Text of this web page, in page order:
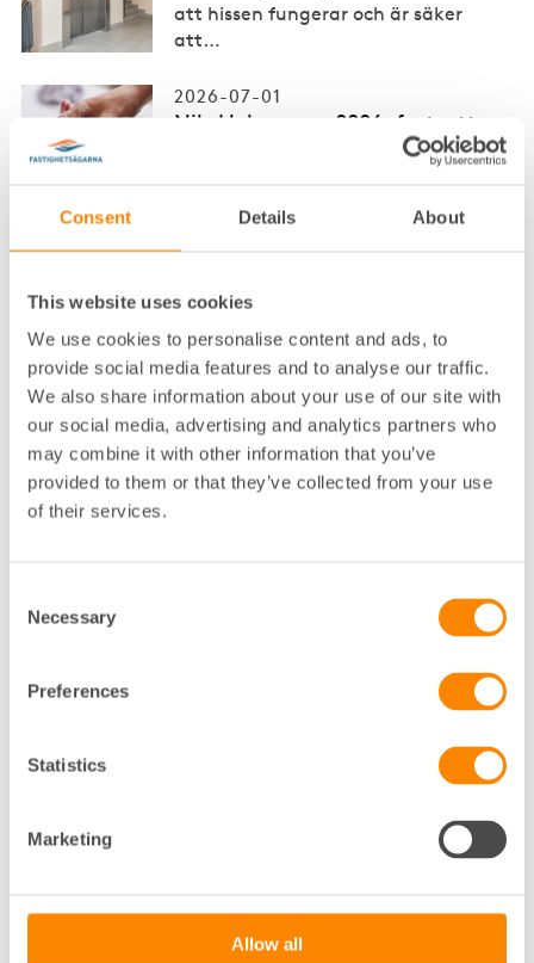
Consent Details About
This website uses cookies
We use cookies to personalise content and ads, to
provide social media features and to analyse our traffic.
We also share information about your use of our site with
our social media, advertising and analytics partners who
may combine it with other information that you’ve
provided to them or that they’ve collected from your use
of their services.
Selection
Necessary
Preferences
Statistics
Marketing
Allow all
att hissen fungerar och är säker
att…
2026-07-01
Nils Holgersson 2026: fortsatt
mycket stora skillnader i VA-taxa
fortsätter att öka kraftigt i stora
2026-06-25
lokalhyresjuridik
Att hantera kommersiella hyresavtal
kräver både juridisk kompetens
och…
2026-06-22
Visionen som drivkraft –
PLATSFORM EKO sammanfattar
…
Gemensam standard behövs för